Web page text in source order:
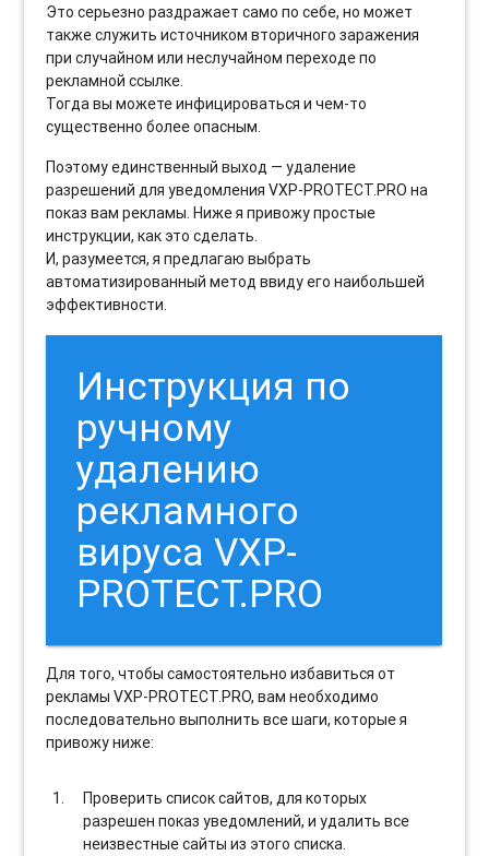
Это серьезно раздражает само по себе, но может
также служить источником вторичного заражения
при случайном или неслучайном переходе по
рекламной ссылке.
Тогда вы можете инфицироваться и чем-то
существенно более опасным.
Поэтому единственный выход — удаление
разрешений для уведомления VXP-PROTECT.PRO на
показ вам рекламы. Ниже я привожу простые
инструкции, как это сделать.
И, разумеется, я предлагаю выбрать
автоматизированный метод ввиду его наибольшей
эффективности.
Инструкция по
ручному
удалению
рекламного
вируса VXP-
PROTECT.PRO
Для того, чтобы самостоятельно избавиться от
рекламы VXP-PROTECT.PRO, вам необходимо
последовательно выполнить все шаги, которые я
привожу ниже:
Проверить список сайтов, для которых
разрешен показ уведомлений, и удалить все
неизвестные сайты из этого списка.